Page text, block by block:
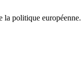
la politique européenne.